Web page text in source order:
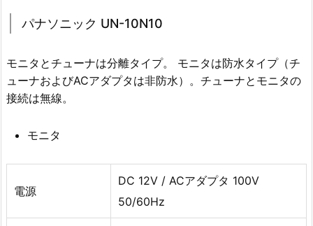
パナソニック UN-10N10
モニタとチューナは分離タイプ。 モニタは防水タイプ（チ
ューナおよびACアダプタは非防水）。チューナとモニタの
接続は無線。
モニタ
電源
DC 12V / ACアダプタ 100V
50/60Hz